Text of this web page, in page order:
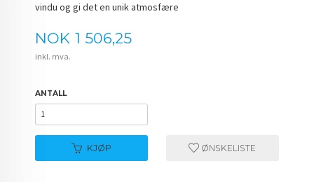
vindu og gi det en unik atmosfære
Pris
NOK 1 506,25
inkl. mva.
ANTALL
KJØP ØNSKELISTE